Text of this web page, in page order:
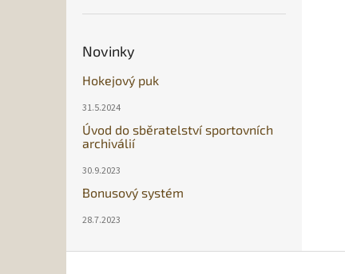
Novinky
Hokejový puk
31.5.2024
Úvod do sběratelství sportovních
archiválií
30.9.2023
Bonusový systém
28.7.2023